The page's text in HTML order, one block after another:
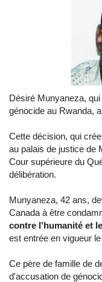
Désiré Munyaneza,
génocide au Rwanda,
Cette décision, qui
au palais de justice de
Cour supérieure du
délibération.
Munyaneza, 42 ans,
Canada à être
contre l'humanité et
est entrée en vigueur
Ce père de famille de
d'accusation de